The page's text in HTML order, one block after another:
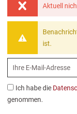
Aktuell
ist.
Ich habe die
genommen.